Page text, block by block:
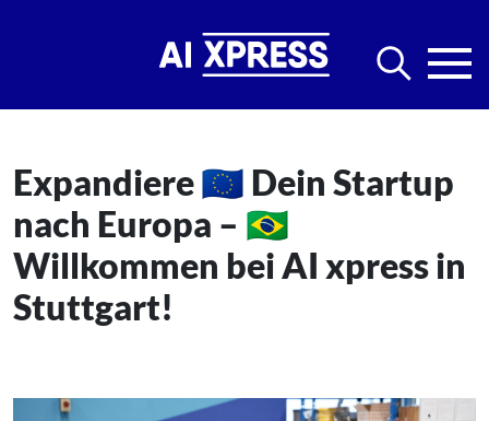
Expandiere 🇪🇺​ Dein Startup
nach Europa – 🇧🇷​
Willkommen bei AI xpress in
Stuttgart!